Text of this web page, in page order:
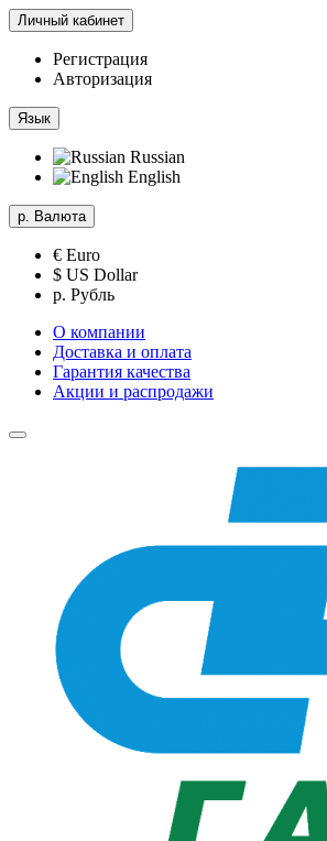
Личный кабинет
Регистрация
Авторизация
Язык
Russian
English
р. Валюта
€ Euro
$ US Dollar
р. Рубль
О компании
Доставка и оплата
Гарантия качества
Акции и распродажи